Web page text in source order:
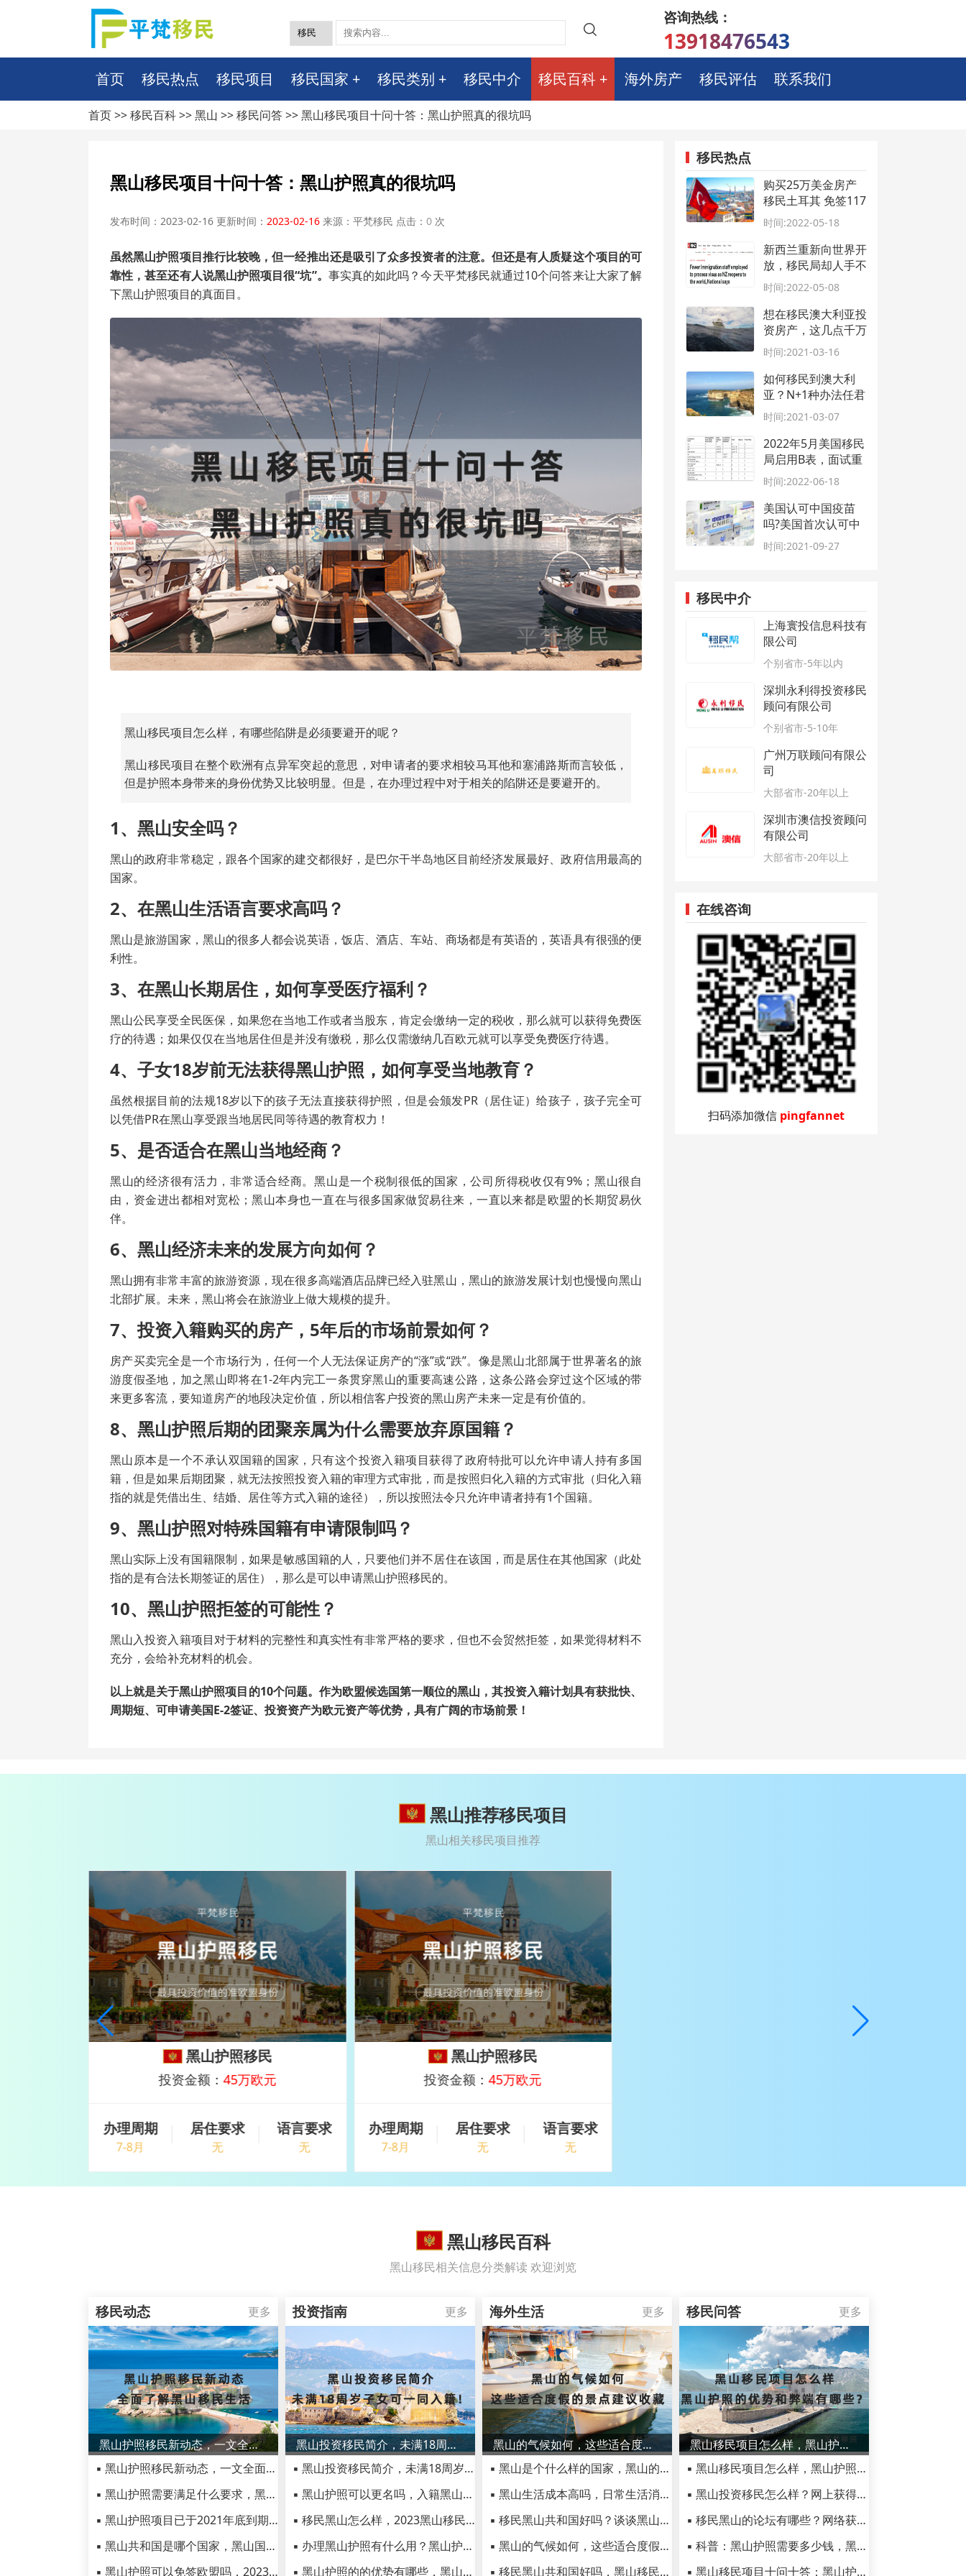
咨询热线：
13918476543
首页 移民热点 移民项目 移民国家 移民类别 移民中介 移民百科 海外房产 移民评估 联系我们
首页 >>移民百科>>黑山 >>移民问答>> 黑山移民项目十问十答：黑山护照真的很坑吗
黑山移民项目十问十答：黑山护照真的很坑吗
发布时间：2023-02-16 更新时间： 2023-02-16 来源：平梵移民 点击： 0 次
虽然黑山护照项目推行比较晚，但一经推出还是吸引了众多投资者的注意。但还是有人质疑这个项目的可
靠性，甚至还有人说黑山护照项目很“坑”。 事实真的如此吗？今天平梵移民就通过10个问答来让大家了解
下黑山护照项目的真面目。
黑山移民项目怎么样，有哪些陷阱是必须要避开的呢？
黑山移民项目在整个欧洲有点异军突起的意思，对申请者的要求相较马耳他和塞浦路斯而言较低，
但是护照本身带来的身份优势又比较明显。但是，在办理过程中对于相关的陷阱还是要避开的。
1、黑山安全吗？
黑山的政府非常稳定，跟各个国家的建交都很好，是巴尔干半岛地区目前经济发展最好、政府信用最高的
国家。
2、在黑山生活语言要求高吗？
黑山是旅游国家，黑山的很多人都会说英语，饭店、酒店、车站、商场都是有英语的，英语具有很强的便
利性。
3、在黑山长期居住，如何享受医疗福利？
黑山公民享受全民医保，如果您在当地工作或者当股东，肯定会缴纳一定的税收，那么就可以获得免费医
疗的待遇；如果仅仅在当地居住但是并没有缴税，那么仅需缴纳几百欧元就可以享受免费医疗待遇。
4、子女18岁前无法获得黑山护照，如何享受当地教育？
虽然根据目前的法规18岁以下的孩子无法直接获得护照，但是会颁发PR（居住证）给孩子，孩子完全可
以凭借PR在黑山享受跟当地居民同等待遇的教育权力！
5、是否适合在黑山当地经商？
黑山的经济很有活力，非常适合经商。黑山是一个税制很低的国家，公司所得税收仅有9%；黑山很自
由，资金进出都相对宽松；黑山本身也一直在与很多国家做贸易往来，一直以来都是欧盟的长期贸易伙
伴。
6、黑山经济未来的发展方向如何？
黑山拥有非常丰富的旅游资源，现在很多高端酒店品牌已经入驻黑山，黑山的旅游发展计划也慢慢向黑山
北部扩展。未来，黑山将会在旅游业上做大规模的提升。
7、投资入籍购买的房产，5年后的市场前景如何？
房产买卖完全是一个市场行为，任何一个人无法保证房产的“涨”或“跌”。像是黑山北部属于世界著名的旅
游度假圣地，加之黑山即将在1-2年内完工一条贯穿黑山的重要高速公路，这条公路会穿过这个区域的带
来更多客流，要知道房产的地段决定价值，所以相信客户投资的黑山房产未来一定是有价值的。
8、黑山护照后期的团聚亲属为什么需要放弃原国籍？
黑山原本是一个不承认双国籍的国家，只有这个投资入籍项目获得了政府特批可以允许申请人持有多国
籍，但是如果后期团聚，就无法按照投资入籍的审理方式审批，而是按照归化入籍的方式审批（归化入籍
指的就是凭借出生、结婚、居住等方式入籍的途径），所以按照法令只允许申请者持有1个国籍。
9、黑山护照对特殊国籍有申请限制吗？
黑山实际上没有国籍限制，如果是敏感国籍的人，只要他们并不居住在该国，而是居住在其他国家（此处
指的是有合法长期签证的居住），那么是可以申请黑山护照移民的。
10、黑山护照拒签的可能性？
黑山入投资入籍项目对于材料的完整性和真实性有非常严格的要求，但也不会贸然拒签，如果觉得材料不
充分，会给补充材料的机会。
以上就是关于黑山护照项目的10个问题。作为欧盟候选国第一顺位的黑山，其投资入籍计划具有获批快、
周期短、可申请美国E-2签证、投资资产为欧元资产等优势，具有广阔的市场前景！
移民热点
购买25万美金房产
移民土耳其 免签117
国性价比极高
时间:2022-05-18
新西兰重新向世界开
放，移民局却人手不
足！
时间:2022-05-08
想在移民澳大利亚投
资房产，这几点千万
要注意
时间:2021-03-16
如何移民到澳大利
亚？N+1种办法任君
挑选
时间:2021-03-07
2022年5月美国移民
局启用B表，面试重
启！
时间:2022-06-18
美国认可中国疫苗
吗?美国首次认可中
国疫苗？11月初可
入境
时间:2021-09-27
移民中介
上海寰投信息科技有
限公司
个别省市-5年以内
深圳永利得投资移民
顾问有限公司
个别省市-5-10年
广州万联顾问有限公
司
大部省市-20年以上
深圳市澳信投资顾问
有限公司
大部省市-20年以上
在线咨询
扫码添加微信 pingfannet
黑山推荐移民项目
黑山相关移民项目推荐
黑山护照移民
投资金额：45万欧元
办理周期
7-8月
居住要求
无
语言要求
无
黑山护照移民
投资金额：45万欧元
办理周期
7-8月
居住要求
无
语言要求
无
黑山移民百科
黑山移民相关信息分类解读 欢迎浏览
移民动态 更多
黑山护照移民新动态，一文全面了解黑山移民生活
▪ 黑山护照移民新动态，一文全面了解黑山移民生活
▪ 黑山护照需要满足什么要求，黑山护照移民需要体检吗
▪ 黑山护照项目已于2021年底到期，被高技术人才移民替代！
▪ 黑山共和国是哪个国家，黑山国家简介了解一下
▪ 黑山护照可以免签欧盟吗，2023最新黑山护照免签国家一览！
投资指南 更多
黑山投资移民简介，未满18周岁子女可一同入籍！
▪ 黑山投资移民简介，未满18周岁子女可一同入籍！
▪ 黑山护照可以更名吗，入籍黑山最低价需要多少钱？
▪ 移民黑山怎么样，2023黑山移民优势汇总
▪ 办理黑山护照有什么用？黑山护照适合什么人？
▪ 黑山护照的的优势有哪些，黑山护照弊端和劣势有哪些
海外生活 更多
黑山的气候如何，这些适合度假的景点建议收藏
▪ 黑山是个什么样的国家，黑山的代表城市有哪些
▪ 黑山生活成本高吗，日常生活消费调查
▪ 移民黑山共和国好吗？谈谈黑山移民后的生活感受！
▪ 黑山的气候如何，这些适合度假的景点建议收藏
▪ 移民黑山共和国好吗，黑山移民后真实生活感受如何？
移民问答 更多
黑山移民项目怎么样，黑山护照的优势和弊端有哪些？
▪ 黑山移民项目怎么样，黑山护照的优势和弊端有哪些？
▪ 黑山投资移民怎么样？网上获得的黑山护照办理信息靠谱吗？
▪ 移民黑山的论坛有哪些？网络获取的资料和信息靠谱吗？
▪ 科普：黑山护照需要多少钱，黑山护照有什么用
▪ 黑山移民项目十问十答：黑山护照真的很坑吗